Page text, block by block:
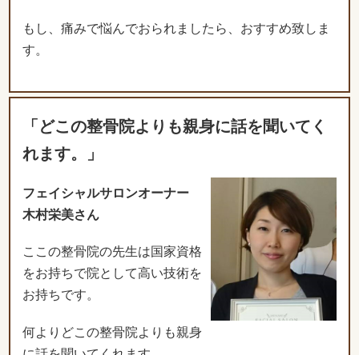
もし、痛みで悩んでおられましたら、おすすめ致しま
す。
「どこの整骨院よりも親身に話を聞いてく
れます。」
フェイシャルサロンオーナー
木村栄美さん
ここの整骨院の先生は国家資格
をお持ちで院として高い技術を
お持ちです。
何よりどこの整骨院よりも親身